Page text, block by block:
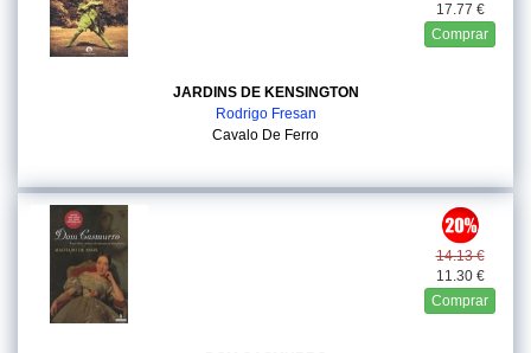
17.77 €
Comprar
JARDINS DE KENSINGTON
Rodrigo Fresan
Cavalo De Ferro
14.13 €
11.30 €
Comprar